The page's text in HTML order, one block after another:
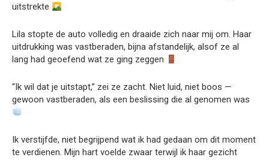
uitstrekte
Lila stopte de auto volledig en draaide zich naar mij om. Haar
uitdrukking was vastberaden, bijna afstandelijk, alsof ze al
lang had geoefend wat ze ging zeggen
“Ik wil dat je uitstapt,” zei ze zacht. Niet luid, niet boos —
gewoon vastberaden, als een beslissing die al genomen was
Ik verstijfde, niet begrijpend wat ik had gedaan om dit moment
te verdienen. Mijn hart voelde zwaar terwijl ik haar gezicht